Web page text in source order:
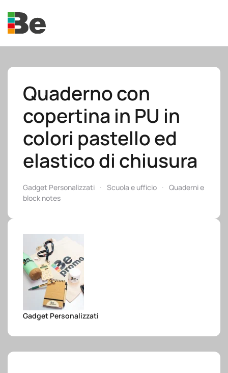
Skip to main content
Quaderno con
copertina in PU in
colori pastello ed
elastico di chiusura
Gadget Personalizzati Scuola e ufficio
Quaderni e
block notes
Gadget Personalizzati